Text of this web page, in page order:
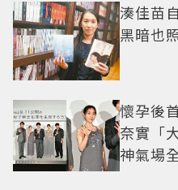
湊佳苗
黑暗也
懷孕後
奈實「
神氣場